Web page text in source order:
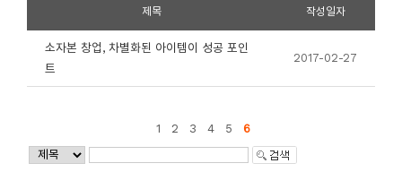
제목 작성일자
소자본 창업, 차별화된 아이템이 성공 포인
트
2017-02-27
1 2 3 4 5 6